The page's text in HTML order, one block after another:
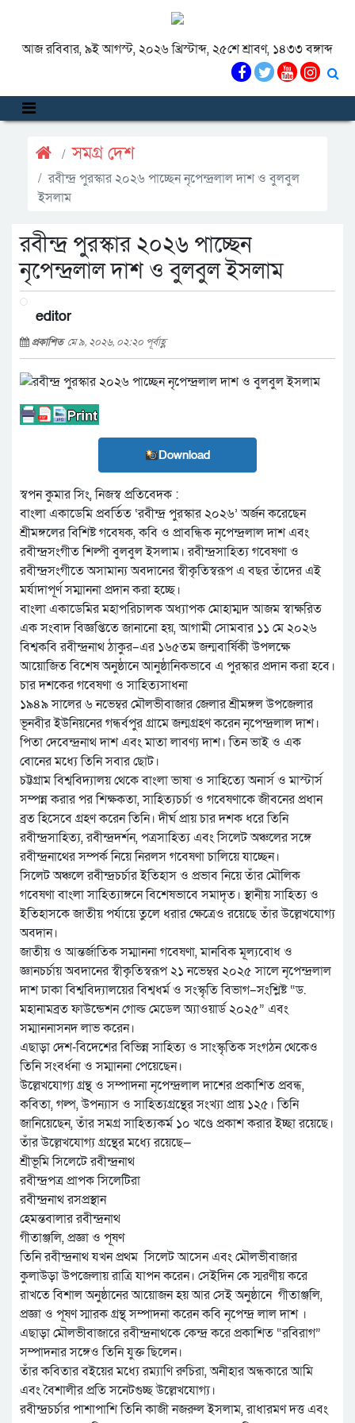
আজ রবিবার, ৯ই আগস্ট, ২০২৬ খ্রিস্টাব্দ, ২৫শে শ্রাবণ, ১৪৩৩ বঙ্গাব্দ
সমগ্র দেশ
রবীন্দ্র পুরস্কার ২০২৬ পাচ্ছেন নৃপেন্দ্রলাল দাশ ও বুলবুল
ইসলাম
রবীন্দ্র পুরস্কার ২০২৬ পাচ্ছেন
নৃপেন্দ্রলাল দাশ ও বুলবুল ইসলাম
editor
প্রকাশিত মে ৯, ২০২৬, ০২:২০ পূর্বাহ্ণ
Download
স্বপন কুমার সিং, নিজস্ব প্রতিবেদক :
বাংলা একাডেমি প্রবর্তিত ‘রবীন্দ্র পুরস্কার ২০২৬’ অর্জন করেছেন
শ্রীমঙ্গলের বিশিষ্ট গবেষক, কবি ও প্রাবন্ধিক নৃপেন্দ্রলাল দাশ এবং
রবীন্দ্রসংগীত শিল্পী বুলবুল ইসলাম। রবীন্দ্রসাহিত্য গবেষণা ও
রবীন্দ্রসংগীতে অসামান্য অবদানের স্বীকৃতিস্বরূপ এ বছর তাঁদের এই
মর্যাদাপূর্ণ সম্মাননা প্রদান করা হচ্ছে।
বাংলা একাডেমির মহাপরিচালক অধ্যাপক মোহাম্মদ আজম স্বাক্ষরিত
এক সংবাদ বিজ্ঞপ্তিতে জানানো হয়, আগামী সোমবার ১১ মে ২০২৬
বিশ্বকবি রবীন্দ্রনাথ ঠাকুর–এর ১৬৫তম জন্মবার্ষিকী উপলক্ষে
আয়োজিত বিশেষ অনুষ্ঠানে আনুষ্ঠানিকভাবে এ পুরস্কার প্রদান করা হবে।
চার দশকের গবেষণা ও সাহিত্যসাধনা
১৯৪৯ সালের ৬ নভেম্বর মৌলভীবাজার জেলার শ্রীমঙ্গল উপজেলার
ভূনবীর ইউনিয়নের গন্ধর্বপুর গ্রামে জন্মগ্রহণ করেন নৃপেন্দ্রলাল দাশ।
পিতা দেবেন্দ্রনাথ দাশ এবং মাতা লাবণ্য দাশ। তিন ভাই ও এক
বোনের মধ্যে তিনি সবার ছোট।
চট্টগ্রাম বিশ্ববিদ্যালয় থেকে বাংলা ভাষা ও সাহিত্যে অনার্স ও মাস্টার্স
সম্পন্ন করার পর শিক্ষকতা, সাহিত্যচর্চা ও গবেষণাকে জীবনের প্রধান
ব্রত হিসেবে গ্রহণ করেন তিনি। দীর্ঘ প্রায় চার দশক ধরে তিনি
রবীন্দ্রসাহিত্য, রবীন্দ্রদর্শন, পত্রসাহিত্য এবং সিলেট অঞ্চলের সঙ্গে
রবীন্দ্রনাথের সম্পর্ক নিয়ে নিরলস গবেষণা চালিয়ে যাচ্ছেন।
সিলেট অঞ্চলে রবীন্দ্রচর্চার ইতিহাস ও প্রভাব নিয়ে তাঁর মৌলিক
গবেষণা বাংলা সাহিত্যাঙ্গনে বিশেষভাবে সমাদৃত। স্থানীয় সাহিত্য ও
ইতিহাসকে জাতীয় পর্যায়ে তুলে ধরার ক্ষেত্রেও রয়েছে তাঁর উল্লেখযোগ্য
অবদান।
জাতীয় ও আন্তর্জাতিক সম্মাননা গবেষণা, মানবিক মূল্যবোধ ও
জ্ঞানচর্চায় অবদানের স্বীকৃতিস্বরূপ ২১ নভেম্বর ২০২৫ সালে নৃপেন্দ্রলাল
দাশ ঢাকা বিশ্ববিদ্যালয়ের বিশ্বধর্ম ও সংস্কৃতি বিভাগ–সংশ্লিষ্ট “ড.
মহানামব্রত ফাউন্ডেশন গোল্ড মেডেল অ্যাওয়ার্ড ২০২৫” এবং
সম্মাননাসনদ লাভ করেন।
এছাড়া দেশ-বিদেশের বিভিন্ন সাহিত্য ও সাংস্কৃতিক সংগঠন থেকেও
তিনি সংবর্ধনা ও সম্মাননা পেয়েছেন।
উল্লেখযোগ্য গ্রন্থ ও সম্পাদনা নৃপেন্দ্রলাল দাশের প্রকাশিত প্রবন্ধ,
কবিতা, গল্প, উপন্যাস ও সাহিত্যগ্রন্থের সংখ্যা প্রায় ১২৫। তিনি
জানিয়েছেন, তাঁর সমগ্র সাহিত্যকর্ম ১০ খণ্ডে প্রকাশ করার ইচ্ছা রয়েছে।
তাঁর উল্লেখযোগ্য গ্রন্থের মধ্যে রয়েছে—
শ্রীভূমি সিলেটে রবীন্দ্রনাথ
রবীন্দ্রপত্র প্রাপক সিলেটিরা
রবীন্দ্রনাথ রসপ্রস্থান
হেমন্তবালার রবীন্দ্রনাথ
গীতাঞ্জলি, প্রজ্ঞা ও পূষণ
তিনি রবীন্দ্রনাথ যখন প্রথম সিলেট আসেন এবং মৌলভীবাজার
কুলাউড়া উপজেলায় রাত্রি যাপন করেন। সেইদিন কে স্মরণীয় করে
রাখতে বিশাল অনুষ্ঠানের আয়োজন হয় আর সেই অনুষ্ঠানে গীতাঞ্জলি,
প্রজ্ঞা ও পূষণ স্মারক গ্রন্থ সম্পাদনা করেন কবি নৃপেন্দ্র লাল দাশ ।
এছাড়া মৌলভীবাজারে রবীন্দ্রনাথকে কেন্দ্র করে প্রকাশিত “রবিরাগ”
সম্পাদনার সঙ্গেও তিনি যুক্ত ছিলেন।
তাঁর কবিতার বইয়ের মধ্যে রম্যাণি রুচিরা, অনীহার অন্ধকারে আমি
এবং বৈশালীর প্রতি সনেটগুচ্ছ উল্লেখযোগ্য।
রবীন্দ্রচর্চার পাশাপাশি তিনি কাজী নজরুল ইসলাম, রাধারমণ দত্ত এবং